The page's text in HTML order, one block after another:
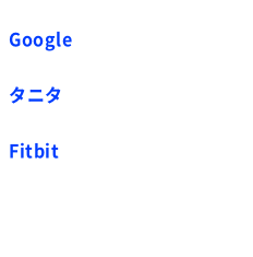
Google
タニタ
Fitbit